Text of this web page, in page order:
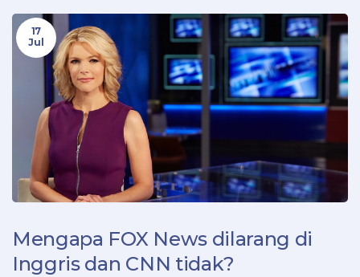
17
Jul
Mengapa FOX News dilarang di
Inggris dan CNN tidak?